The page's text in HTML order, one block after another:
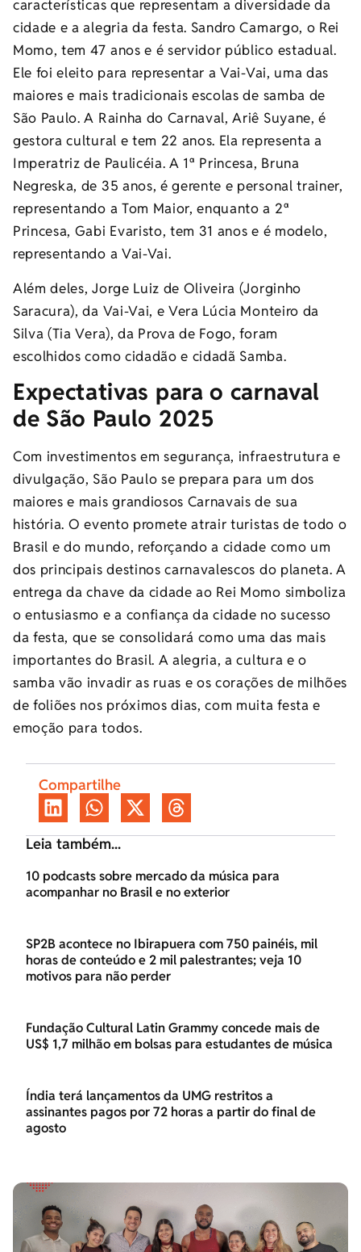
características que representam a diversidade da
cidade e a alegria da festa. Sandro Camargo, o Rei
Momo, tem 47 anos e é servidor público estadual.
Ele foi eleito para representar a Vai-Vai, uma das
maiores e mais tradicionais escolas de samba de
São Paulo. A Rainha do Carnaval, Ariê Suyane, é
gestora cultural e tem 22 anos. Ela representa a
Imperatriz de Paulicéia. A 1ª Princesa, Bruna
Negreska, de 35 anos, é gerente e personal trainer,
representando a Tom Maior, enquanto a 2ª
Princesa, Gabi Evaristo, tem 31 anos e é modelo,
representando a Vai-Vai.
Além deles, Jorge Luiz de Oliveira (Jorginho
Saracura), da Vai-Vai, e Vera Lúcia Monteiro da
Silva (Tia Vera), da Prova de Fogo, foram
escolhidos como cidadão e cidadã Samba.
Expectativas para o carnaval
de São Paulo 2025
Com investimentos em segurança, infraestrutura e
divulgação, São Paulo se prepara para um dos
maiores e mais grandiosos Carnavais de sua
história. O evento promete atrair turistas de todo o
Brasil e do mundo, reforçando a cidade como um
dos principais destinos carnavalescos do planeta. A
entrega da chave da cidade ao Rei Momo simboliza
o entusiasmo e a confiança da cidade no sucesso
da festa, que se consolidará como uma das mais
importantes do Brasil. A alegria, a cultura e o
samba vão invadir as ruas e os corações de milhões
de foliões nos próximos dias, com muita festa e
emoção para todos.
Compartilhe
Leia também...
10 podcasts sobre mercado da música para
acompanhar no Brasil e no exterior
SP2B acontece no Ibirapuera com 750 painéis, mil
horas de conteúdo e 2 mil palestrantes; veja 10
motivos para não perder
Fundação Cultural Latin Grammy concede mais de
US$ 1,7 milhão em bolsas para estudantes de música
Índia terá lançamentos da UMG restritos a
assinantes pagos por 72 horas a partir do final de
agosto